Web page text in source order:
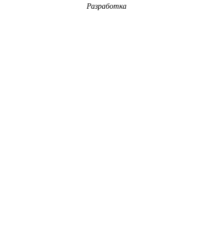
Разработка